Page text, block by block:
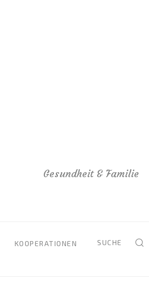
Gesundheit & Familie
KOOPERATIONEN SUCHE